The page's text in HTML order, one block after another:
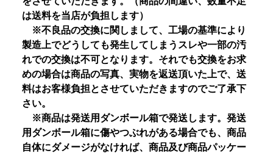
は送料を当店が負担します）
※不良品の交換に関しまして、工場の基準により
製造上でどうしても発生してしまうスレや一部の汚
れでの交換は不可となります。それでも交換をお求
めの場合は商品の写真、実物を返送頂いた上で、送
料はお客様負担とさせていただきますのでご了承下
さい。
※商品は発送用ダンボール箱で発送します。発送
用ダンボール箱に傷やつぶれがある場合でも、商品
自体にダメージがなければ、商品及び商品パッケー